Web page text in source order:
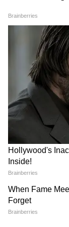
Sonu Nigam:
ডবল ধামাকা!
আর রহমানের
হাজির গায়ক
LATEST VIDEOS
Samik
আজাদি
পরবে না, Gen
Chinsurah |
'মিনমিন' করছে